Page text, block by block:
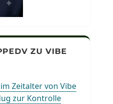
ZU VIBE
Zeitalter von Vibe
zur Kontrolle